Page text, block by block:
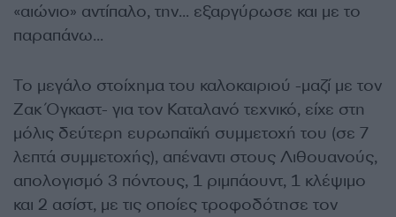
«αιώνιο» αντίπαλο, την… εξαργύρωσε και με το
παραπάνω…
Το μεγάλο στοίχημα του καλοκαιριού -μαζί με τον
Ζακ Όγκαστ- για τον Καταλανό τεχνικό, είχε στη
μόλις δεύτερη ευρωπαϊκή συμμετοχή του (σε 7
λεπτά συμμετοχής), απέναντι στους Λιθουανούς,
απολογισμό 3 πόντους, 1 ριμπάουντ, 1 κλέψιμο
και 2 ασίστ, με τις οποίες τροφοδότησε τον